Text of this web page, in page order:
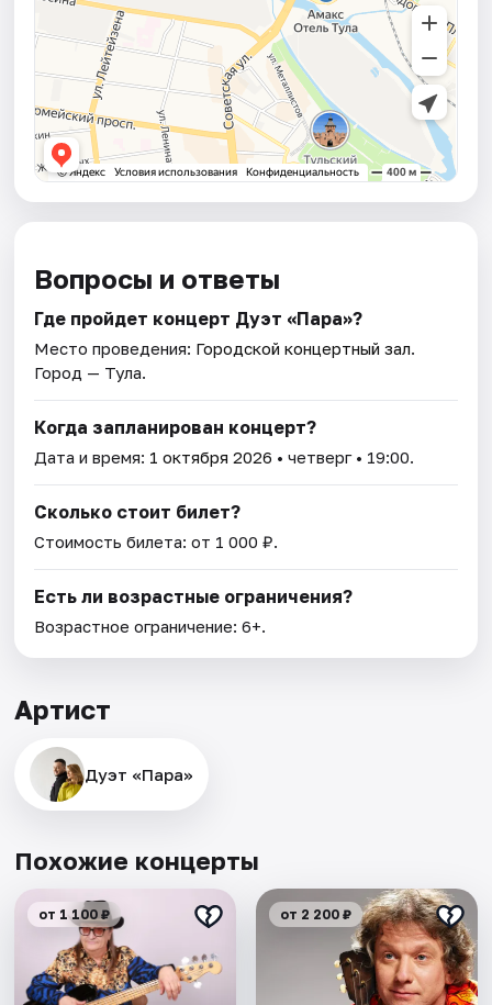
Вопросы и ответы
Где пройдет концерт Дуэт «Пара»?
Место проведения: Городской концертный зал.
Город — Тула.
Когда запланирован концерт?
Дата и время: 1 октября 2026 • четверг • 19:00.
Сколько стоит билет?
Стоимость билета: от 1 000 ₽.
Есть ли возрастные ограничения?
Возрастное ограничение: 6+.
Артист
Дуэт «Пара»
Похожие концерты
от 1 100 ₽ от 2 200 ₽